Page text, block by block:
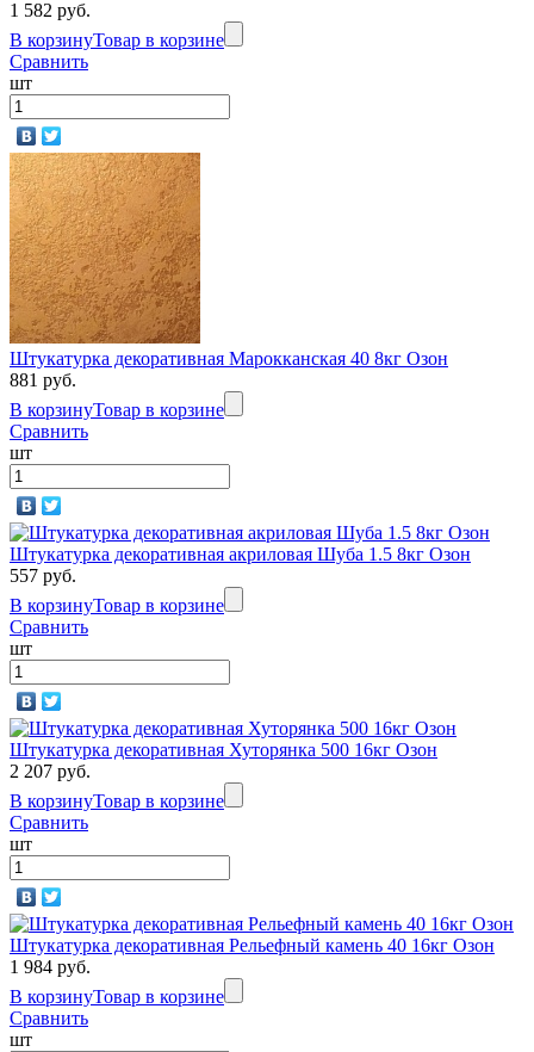
1 582 руб.
В корзинуТовар в корзине
Сравнить
шт
Штукатурка декоративная Марокканская 40 8кг Озон
881 руб.
В корзинуТовар в корзине
Сравнить
шт
Штукатурка декоративная акриловая Шуба 1.5 8кг Озон
557 руб.
В корзинуТовар в корзине
Сравнить
шт
Штукатурка декоративная Хуторянка 500 16кг Озон
2 207 руб.
В корзинуТовар в корзине
Сравнить
шт
Штукатурка декоративная Рельефный камень 40 16кг Озон
1 984 руб.
В корзинуТовар в корзине
Сравнить
шт